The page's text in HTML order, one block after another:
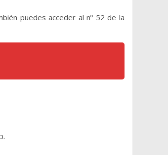
puedes acceder al nº 52 de la